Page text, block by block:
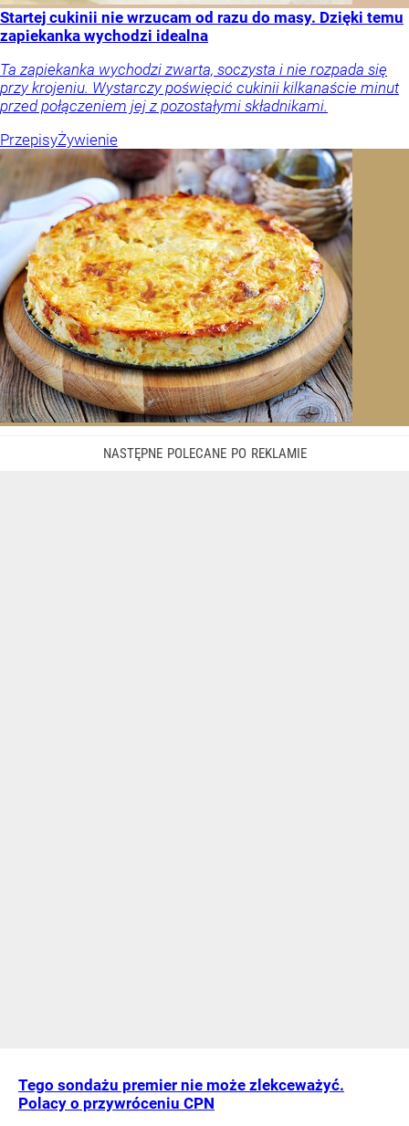
Startej cukinii nie wrzucam od razu do masy. Dzięki temu
zapiekanka wychodzi idealna
Ta zapiekanka wychodzi zwarta, soczysta i nie rozpada się
przy krojeniu. Wystarczy poświęcić cukinii kilkanaście minut
przed połączeniem jej z pozostałymi składnikami.
PrzepisyŻywienie
Tego sondażu premier nie może zlekceważyć.
Polacy o przywróceniu CPN